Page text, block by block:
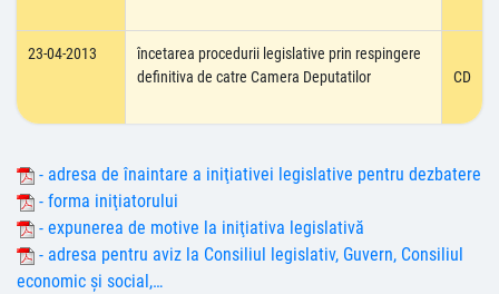
23-04-2013
încetarea procedurii legislative prin respingere
definitiva de catre Camera Deputatilor
CD
- adresa de înaintare a iniţiativei legislative pentru dezbatere
- forma iniţiatorului
- expunerea de motive la iniţiativa legislativă
- adresa pentru aviz la Consiliul legislativ, Guvern, Consiliul
economic şi social,…